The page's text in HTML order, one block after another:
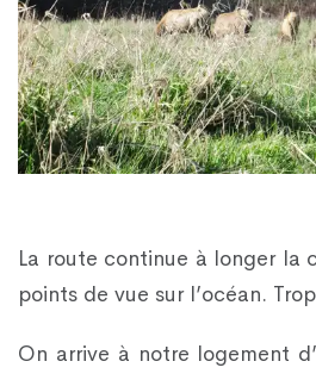
La route continue à longer la
points de vue sur l’océan.
On arrive à notre logement d’